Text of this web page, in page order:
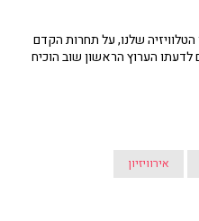
שלנו, על תחרות הקדם
לדעתו הערוץ הראשון שוב הוכיח
אירוויזיון